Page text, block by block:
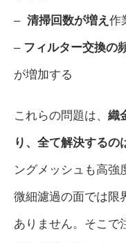
– 清掃回数が増え 作
– フィルター交換の
が増加する
これらの問題は、 織
り、全て解決するの
ングメッシュも高強
微細濾過の面では限
ありません。そこで